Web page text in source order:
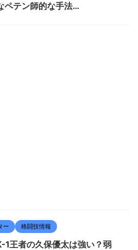
ペテン師的な手法…
ー 格闘技情報
1王者の久保優太は強い？弱